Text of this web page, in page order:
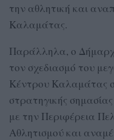
την αθλητική και
Καλαμάτας.
Παράλληλα, ο
τον σχεδιασμό του
Κέντρου Καλαμάτας
στρατηγικής
με την Περιφέρεια
Αθλητισμού και